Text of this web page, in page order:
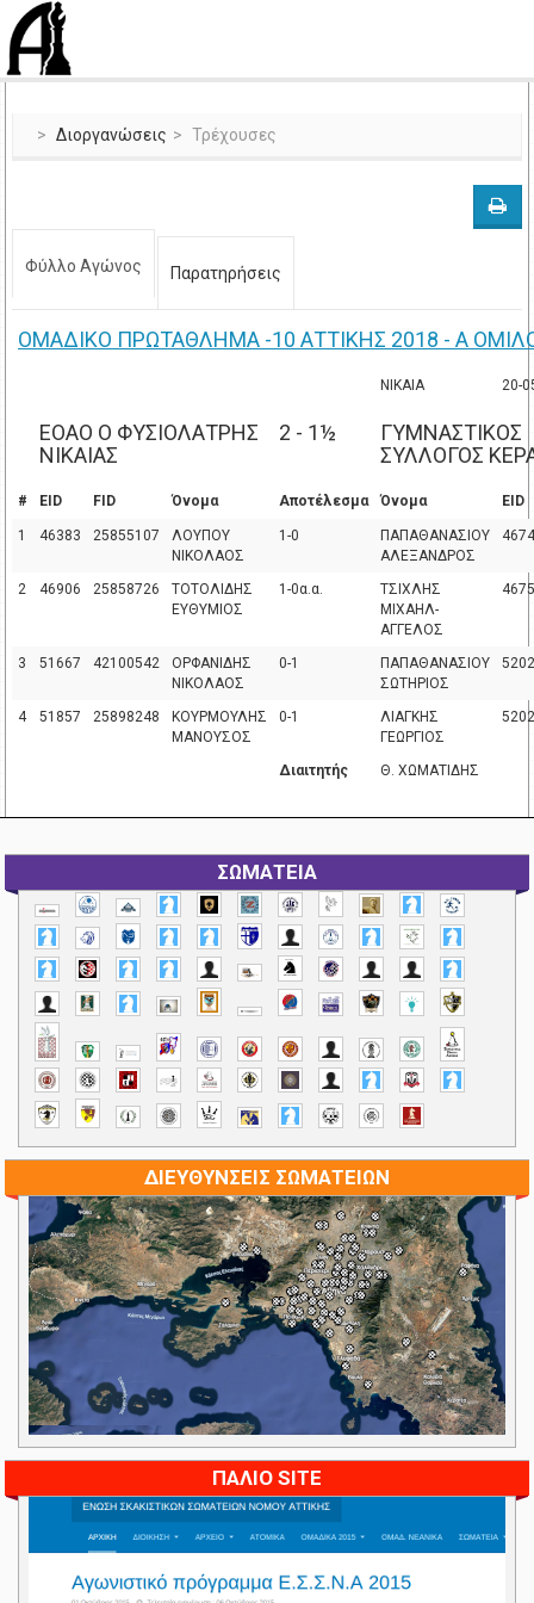
Διοργανώσεις Τρέχουσες
Φύλλο Αγώνος Παρατηρήσεις
ΟΜΑΔΙΚΟ ΠΡΩΤΑΘΛΗΜΑ -10 ΑΤΤΙΚΗΣ 2018 - Α
ΝΙΚΑΙΑ 20-
ΕΟΑΟ Ο ΦΥΣΙΟΛΑΤΡΗΣ
ΝΙΚΑΙΑΣ
2 - 1½
ΓΥΜΝΑΣΤΙΚΟΣ
ΣΥΛΛΟΓΟΣ
# EID FID Όνομα Αποτέλεσμα Όνομα EID
1 46383 25855107
ΛΟΥΠΟΥ
ΝΙΚΟΛΑΟΣ
1-0
ΠΑΠΑΘΑΝΑΣΙΟΥ
ΑΛΕΞΑΝΔΡΟΣ
2 46906 25858726
ΤΟΤΟΛΙΔΗΣ
ΕΥΘΥΜΙΟΣ
1-0α.α.
ΤΣΙΧΛΗΣ
ΜΙΧΑΗΛ-
ΑΓΓΕΛΟΣ
3 51667 42100542
ΟΡΦΑΝΙΔΗΣ
ΝΙΚΟΛΑΟΣ
0-1
ΠΑΠΑΘΑΝΑΣΙΟΥ
ΣΩΤΗΡΙΟΣ
4 51857 25898248
ΚΟΥΡΜΟΥΛΗΣ
ΜΑΝΟΥΣΟΣ
0-1
ΛΙΑΓΚΗΣ
ΓΕΩΡΓΙΟΣ
Διαιτητής Θ. ΧΩΜΑΤΙΔΗΣ
ΣΩΜΑΤΕΙΑ
ΔΙΕΥΘΥΝΣΕΙΣ ΣΩΜΑΤΕΙΩΝ
ΠΑΛΙΟ SITE